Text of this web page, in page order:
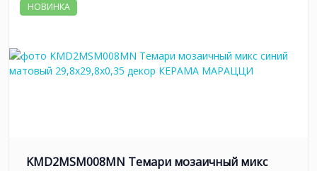
НОВИНКА
KMD2MSM008MN Темари мозаичный микс